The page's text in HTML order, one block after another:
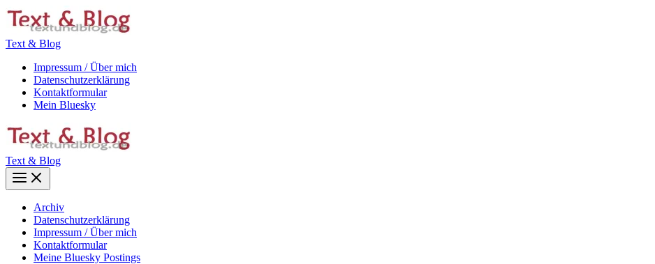
Zum
Inhalt
Text & Blog
Impressum / Über mich
Datenschutzerklärung
Kontaktformular
Mein Bluesky
Text & Blog
Main
Menu
Archiv
Datenschutzerklärung
Impressum / Über mich
Kontaktformular
Meine Bluesky Postings